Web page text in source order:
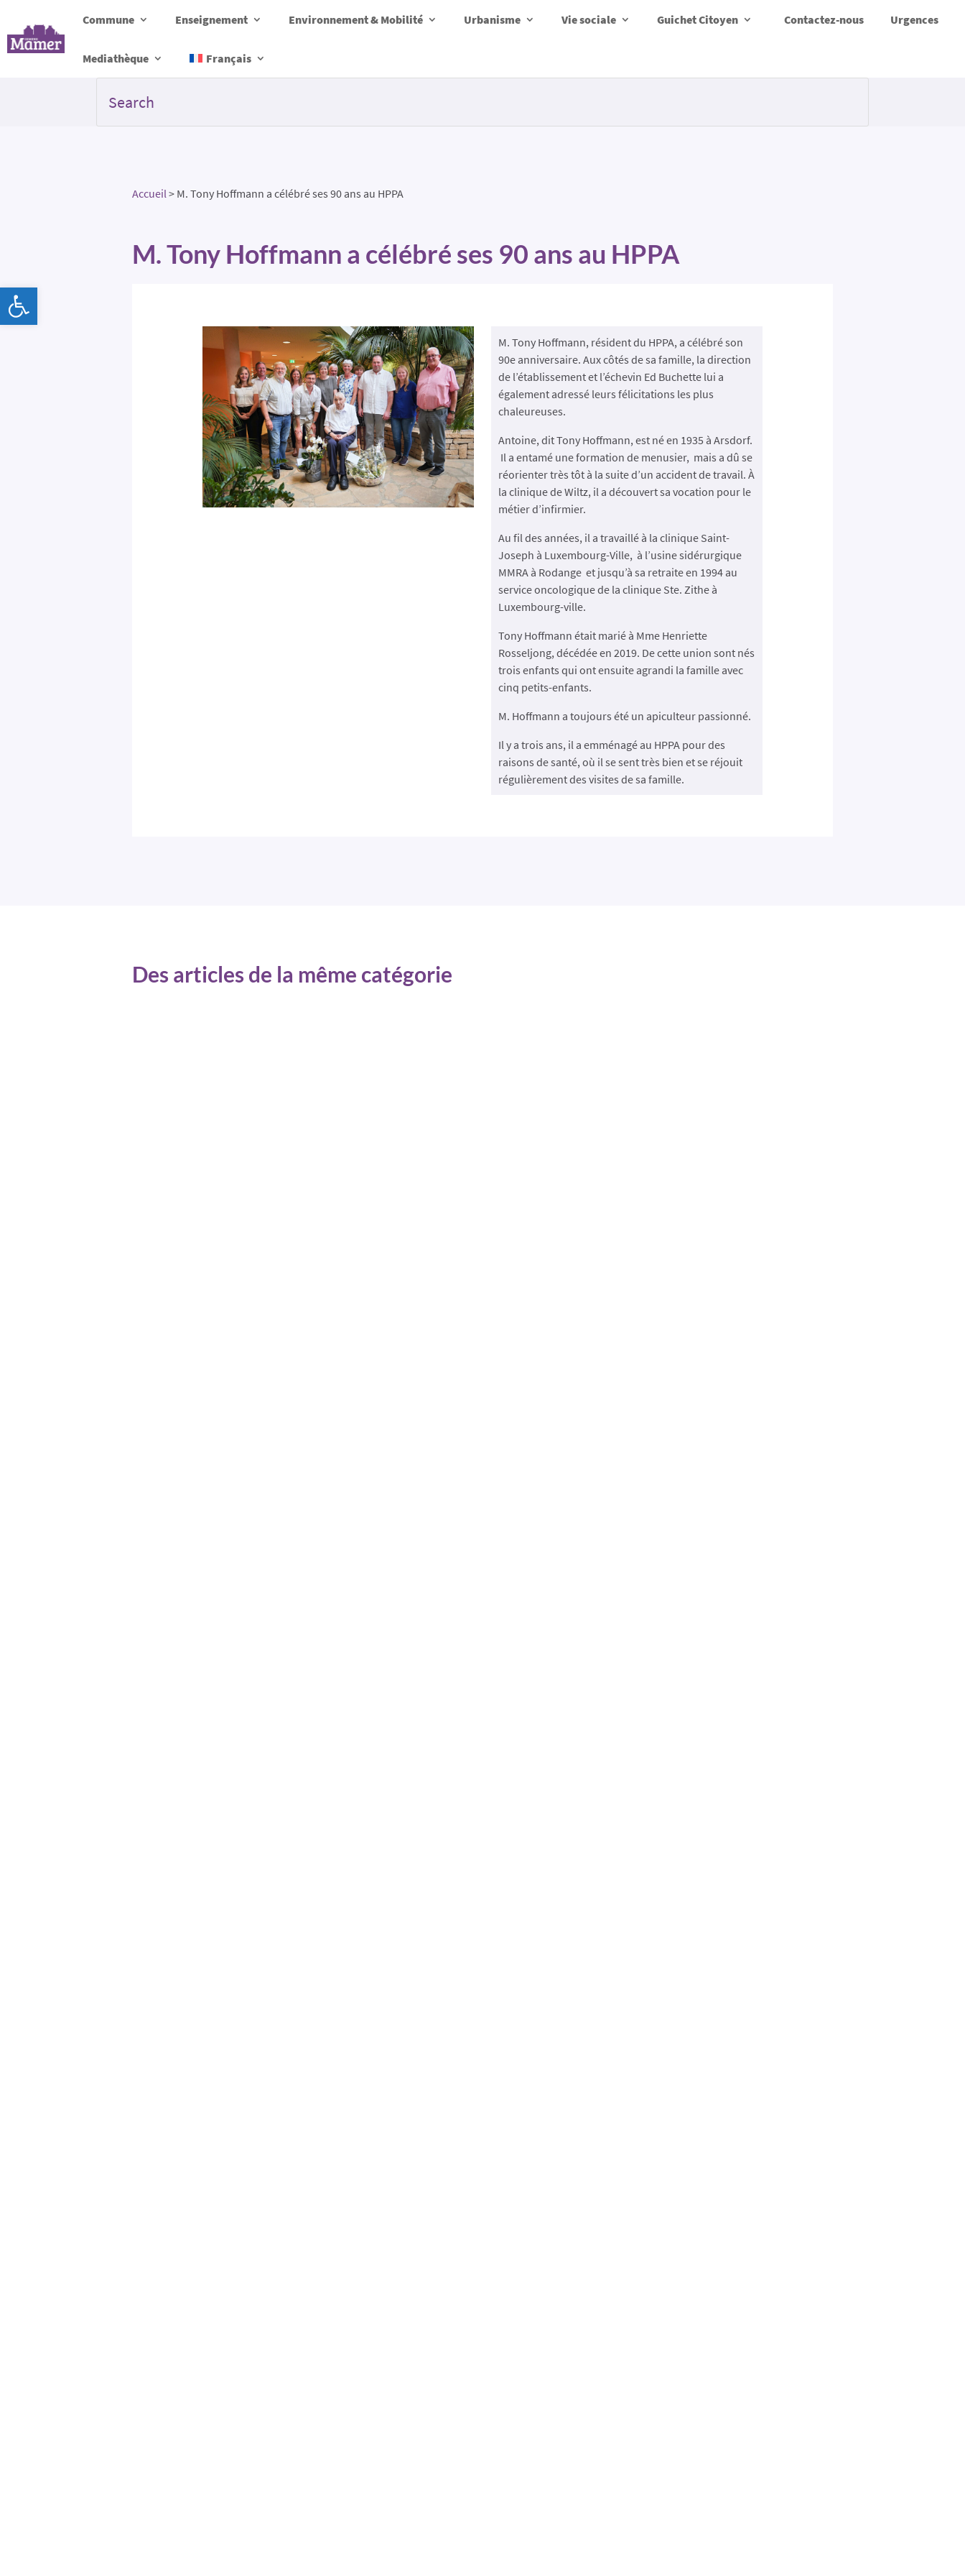
Commune Enseignement Environnement & Mobilité Urbanisme Vie sociale Guichet Citoyen Contactez-nous Urgences
Mediathèque Français
Accueil> M. Tony Hoffmann a célébré ses 90 ans au HPPA
M. Tony Hoffmann a célébré ses 90 ans au HPPA
M. Tony Hoffmann, résident du HPPA, a célébré son
90e anniversaire. Aux côtés de sa famille, la direction
de l’établissement et l’échevin Ed Buchette lui a
également adressé leurs félicitations les plus
chaleureuses.
Antoine, dit Tony Hoffmann, est né en 1935 à Arsdorf.
Il a entamé une formation de menusier, mais a dû se
réorienter très tôt à la suite d’un accident de travail. À
la clinique de Wiltz, il a découvert sa vocation pour le
métier d’infirmier.
Au fil des années, il a travaillé à la clinique Saint-
Joseph à Luxembourg-Ville, à l’usine sidérurgique
MMRA à Rodange et jusqu’à sa retraite en 1994 au
service oncologique de la clinique Ste. Zithe à
Luxembourg-ville.
Tony Hoffmann était marié à Mme Henriette
Rosseljong, décédée en 2019. De cette union sont nés
trois enfants qui ont ensuite agrandi la famille avec
cinq petits-enfants.
M. Hoffmann a toujours été un apiculteur passionné.
Il y a trois ans, il a emménagé au HPPA pour des
raisons de santé, où il se sent très bien et se réjouit
régulièrement des visites de sa famille.
Des articles de la même catégorie
Ouvrir la barre d’outils